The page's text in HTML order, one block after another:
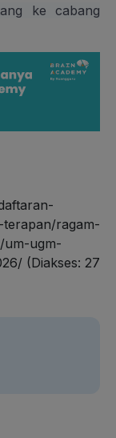
ke cabang
ragam-
um-ugm-
(Diakses: 27